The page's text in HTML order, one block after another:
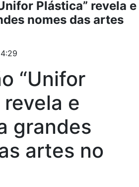
Plástica” revela e
nomes das artes
“Unifor
revela e
grandes
artes no